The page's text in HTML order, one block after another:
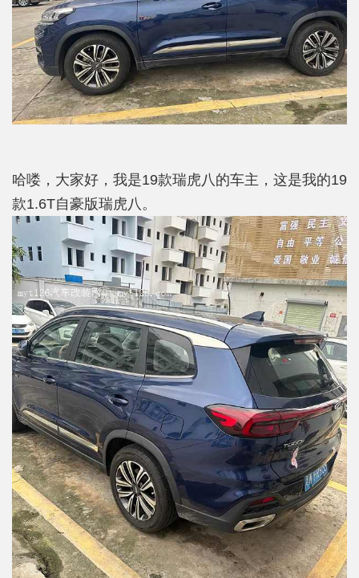
哈喽，大家好，我是19款瑞虎八的车主，这是我的19
款1.6T自豪版瑞虎八。